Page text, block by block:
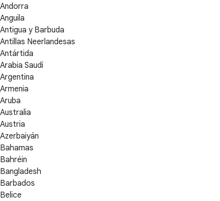
Andorra
Anguila
Antigua y Barbuda
Antillas Neerlandesas
Antártida
Arabia Saudí
Argentina
Armenia
Aruba
Australia
Austria
Azerbaiyán
Bahamas
Bahréin
Bangladesh
Barbados
Belice